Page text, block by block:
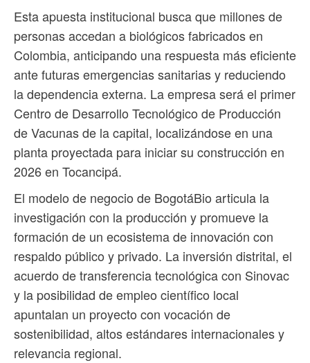
Esta apuesta institucional busca que millones de
personas accedan a biológicos fabricados en
Colombia, anticipando una respuesta más eficiente
ante futuras emergencias sanitarias y reduciendo
la dependencia externa. La empresa será el primer
Centro de Desarrollo Tecnológico de Producción
de Vacunas de la capital, localizándose en una
planta proyectada para iniciar su construcción en
2026 en Tocancipá.
El modelo de negocio de BogotáBio articula la
investigación con la producción y promueve la
formación de un ecosistema de innovación con
respaldo público y privado. La inversión distrital, el
acuerdo de transferencia tecnológica con Sinovac
y la posibilidad de empleo científico local
apuntalan un proyecto con vocación de
sostenibilidad, altos estándares internacionales y
relevancia regional.